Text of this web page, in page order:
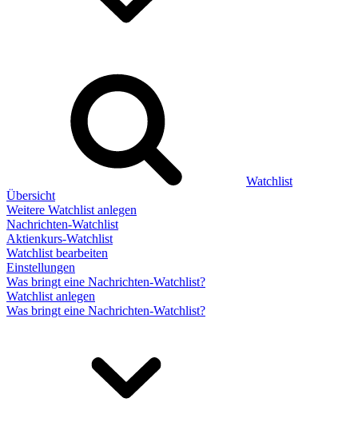
Watchlist
Übersicht
Weitere Watchlist anlegen
Nachrichten-Watchlist
Aktienkurs-Watchlist
Watchlist bearbeiten
Einstellungen
Was bringt eine Nachrichten-Watchlist?
Watchlist anlegen
Was bringt eine Nachrichten-Watchlist?